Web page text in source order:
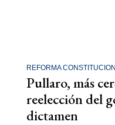
REFORMA
Pullaro, más
reelección del
dictamen